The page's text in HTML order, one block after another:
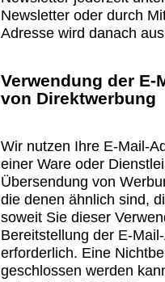
Newsletter oder durch
Adresse wird danach
Verwendung der
von Direktwerbung
Wir nutzen Ihre E-Mail-
einer Ware oder
Übersendung von
die denen ähnlich sind,
soweit Sie dieser
Bereitstellung der E-
erforderlich. Eine
geschlossen werden